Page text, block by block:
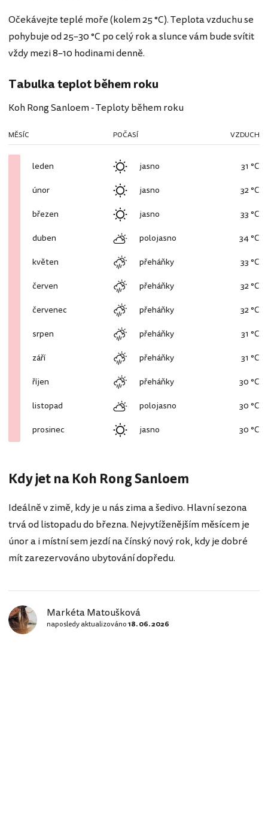
Očekávejte teplé moře (kolem 25 °C). Teplota vzduchu se
pohybuje od 25–30 °C po celý rok a slunce vám bude svítit
vždy mezi 8–10 hodinami denně.
Tabulka teplot během roku
Koh Rong Sanloem - Teploty během roku
MĚSÍC POČASÍ VZDUCH
leden jasno
31 °C
únor
jasno
32 °C
březen
jasno
33 °C
duben
polojasno
34 °C
květen
přeháňky
33 °C
červen
přeháňky
32 °C
červenec
přeháňky
32 °C
srpen
přeháňky
31 °C
září
přeháňky
31 °C
říjen
přeháňky
30 °C
listopad
polojasno
30 °C
prosinec
jasno 30 °C
Kdy jet na Koh Rong Sanloem
Ideálně v zimě, kdy je u nás zima a šedivo. Hlavní sezona
trvá od listopadu do března. Nejvytíženějším měsícem je
únor a i místní sem jezdí na čínský nový rok, kdy je dobré
mít zarezervováno ubytování dopředu.
Markéta Matoušková
naposledy aktualizováno18. 06. 2026